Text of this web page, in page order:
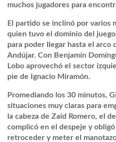
muchos jugadores para
El partido se inclinó por varios
quien tuvo el dominio del
para poder llegar hasta el
Andújar. Con Benjamín
Lobo aprovechó el sector
pie de Ignacio Miramón.
Promediando los 30 minutos,
situaciones muy claras para
la cabeza de Zaid Romero, el
complicó en el despeje y
retroceder y meter el